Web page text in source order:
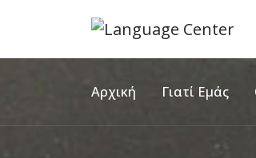
Αρχική Γιατί Εμάς